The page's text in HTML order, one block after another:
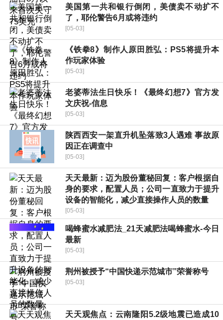
美国第一共和银行倒闭，美债卖不动扩不
了，耶伦警告6月或将违约
[05-03]
《铁拳8》制作人原田胜弘：PS5将提升本
作玩家体验
[05-03]
老婆蒂法生日快乐！《最终幻想7》官方发
文庆祝-信息
[05-03]
陕西西安一架直升机坠落致3人遇难 事故原
因正在调查中
[05-03]
天天最新：迈为股份董秘回复：客户根据自
身的要求，配置人员；公司一直致力于提升
设备的智能化，减少直接操作人员的数量
[05-03]
喝蜂蜜水减肥法_21天减肥法喝蜂蜜水-今日
最新
[05-03]
荆州被授予“中国快递示范城市”荣誉称号
[05-03]
天天观焦点：云南隆阳5.2级地震已造成10